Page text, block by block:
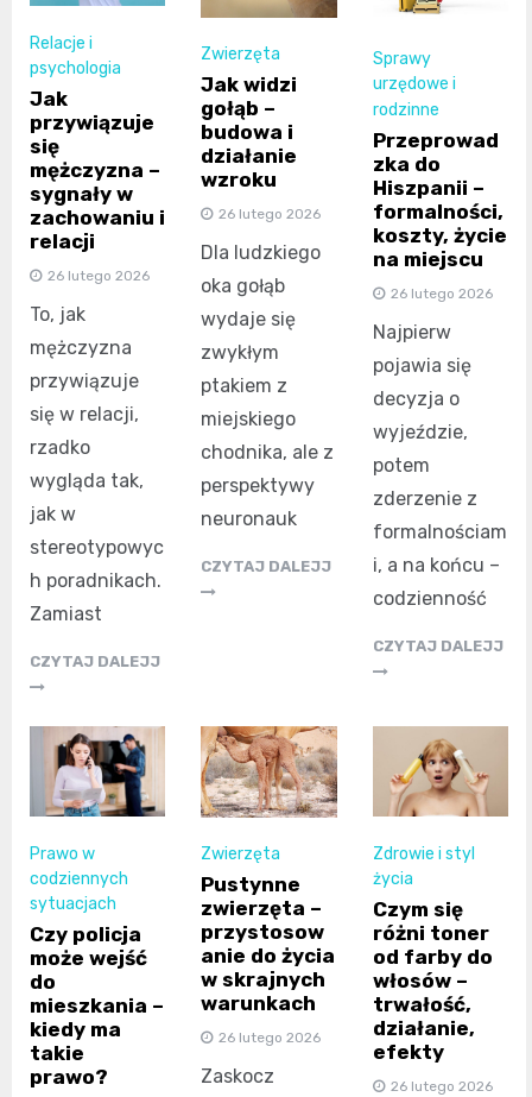
Relacje i
psychologia
Jak
przywiązuje
się
mężczyzna –
sygnały w
zachowaniu i
relacji
26 lutego 2026
To, jak
mężczyzna
przywiązuje
się w relacji,
rzadko
wygląda tak,
jak w
stereotypowyc
h poradnikach.
Zamiast
CZYTAJ DALEJJ
Zwierzęta
Jak widzi
gołąb –
budowa i
działanie
wzroku
26 lutego 2026
Dla ludzkiego
oka gołąb
wydaje się
zwykłym
ptakiem z
miejskiego
chodnika, ale z
perspektywy
neuronauk
CZYTAJ DALEJJ
Sprawy
urzędowe i
rodzinne
Przeprowad
zka do
Hiszpanii –
formalności,
koszty, życie
na miejscu
26 lutego 2026
Najpierw
pojawia się
decyzja o
wyjeździe,
potem
zderzenie z
formalnościam
i, a na końcu –
codzienność
CZYTAJ DALEJJ
Prawo w
codziennych
sytuacjach
Czy policja
może wejść
do
mieszkania –
kiedy ma
takie
prawo?
Zwierzęta
Pustynne
zwierzęta –
przystosow
anie do życia
w skrajnych
warunkach
26 lutego 2026
Zaskocz
Zdrowie i styl
życia
Czym się
różni toner
od farby do
włosów –
trwałość,
działanie,
efekty
26 lutego 2026